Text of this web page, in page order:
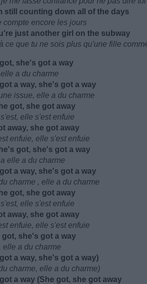
still counting down all of the days
compte encore les jours
just another girl on the subway
ce que tu ne sois plus qu'une fille
she's got a way
a du charme
a way, she's got a way
issue, elle a du charme
got, she got away
elle s'est enfuie
away, she got away
enfuie, elle s'est enfuie
got, she's got a way
elle a du charme
a way, she's got a way
charme , elle a du charme
got, she got away
elle s'est enfuie
away, she got away
enfuie, elle s'est enfuie
got, she's got a way
elle a du charme
a way, she's got a way)
charme, elle a du charme)
a way (She got, she got away